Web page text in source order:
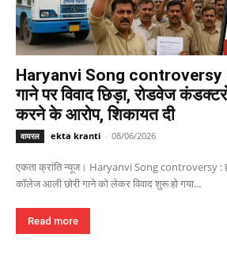
Haryanvi Song controversy :
गाने पर विवाद छिड़ा, रोडवेज
करने के आरोप, शिकायत दी
वायरल ekta kranti - 08/06/2026
एकता क्रांति न्यूज। Haryanvi Song controversy :
कॉलेज आली छोरी गाने को लेकर विवाद शुरू हो गया...
Read more